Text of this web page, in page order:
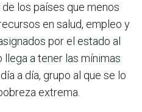
los países que menos
en salud, empleo y
por el estado al
llega a tener las mínimas
a día, grupo al que se lo
extrema.